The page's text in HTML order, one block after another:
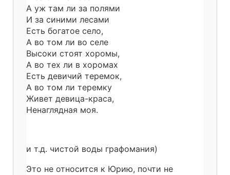
А уж там ли за полями
И за синими лесами
Есть богатое село,
А во том ли во селе
Высоки стоят хоромы,
А во тех ли в хоромах
Есть девичий теремок,
А во том ли теремку
Живет девица-краса,
Ненаглядная моя.
и т.д. чистой воды графомания)
Это не относится к Юрию, почти не